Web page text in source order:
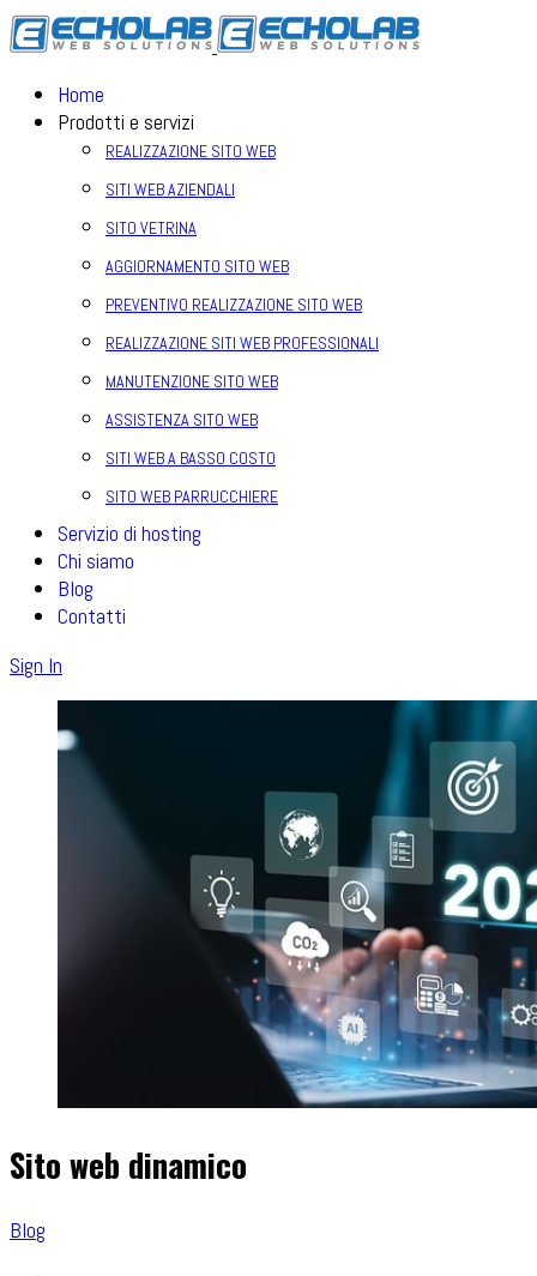
Home
Prodotti e servizi
REALIZZAZIONE SITO WEB
SITI WEB AZIENDALI
SITO VETRINA
AGGIORNAMENTO SITO WEB
PREVENTIVO REALIZZAZIONE SITO WEB
REALIZZAZIONE SITI WEB PROFESSIONALI
MANUTENZIONE SITO WEB
ASSISTENZA SITO WEB
SITI WEB A BASSO COSTO
SITO WEB PARRUCCHIERE
Servizio di hosting
Chi siamo
Blog
Contatti
Sign In
Sito web dinamico
Blog